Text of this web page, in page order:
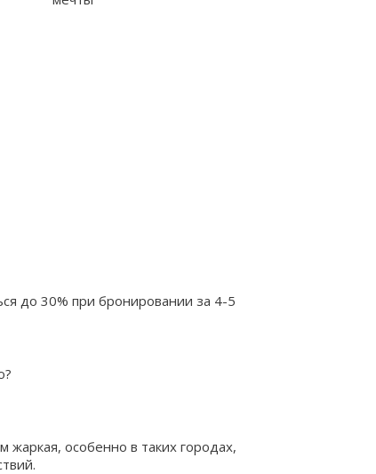
до 30% при бронировании за 4-5
особенно в таких городах,